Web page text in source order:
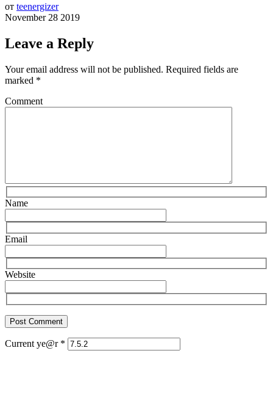
от teenergizer
November 28 2019
Leave a Reply
Your email address will not be published. Required fields are
marked *
Comment
Name
Email
Website
Current ye@r *